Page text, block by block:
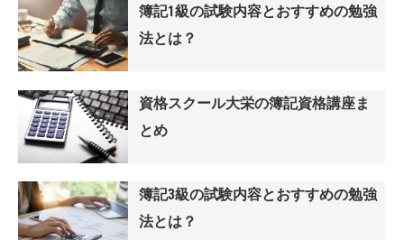
簿記1級の試験内容とおすすめの勉強
法とは？
資格スクール大栄の簿記資格講座ま
とめ
簿記3級の試験内容とおすすめの勉強
法とは？